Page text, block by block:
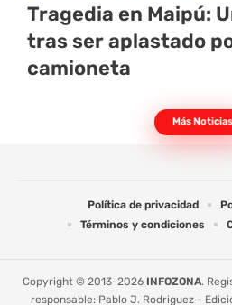
Tragedia en Maipú:
tras ser aplastado
camioneta
Más Noticias
Política de privacidad
Términos y condiciones
Copyright © 2013-2026 INFOZONA.
responsable: Pablo J. Rodriguez -